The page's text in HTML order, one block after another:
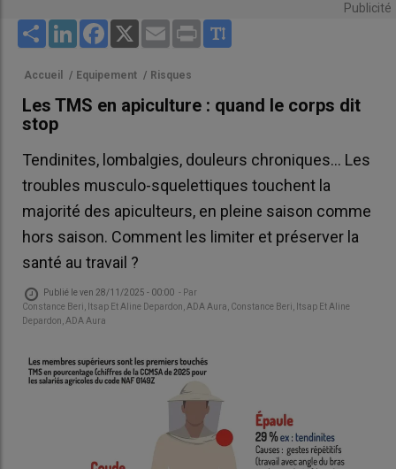
Publicité
Share LinkedInFacebook
X Email Print
Accueil / Equipement / Risques
Les TMS en apiculture : quand le corps dit
stop
Tendinites, lombalgies, douleurs chroniques… Les
troubles musculo-squelettiques touchent la
majorité des apiculteurs, en pleine saison comme
hors saison. Comment les limiter et préserver la
santé au travail ?
Publié leven 28/11/2025 - 00:00 - Par
Constance Beri, Itsap Et Aline Depardon, ADA Aura, Constance Beri, Itsap Et Aline
Depardon, ADA Aura